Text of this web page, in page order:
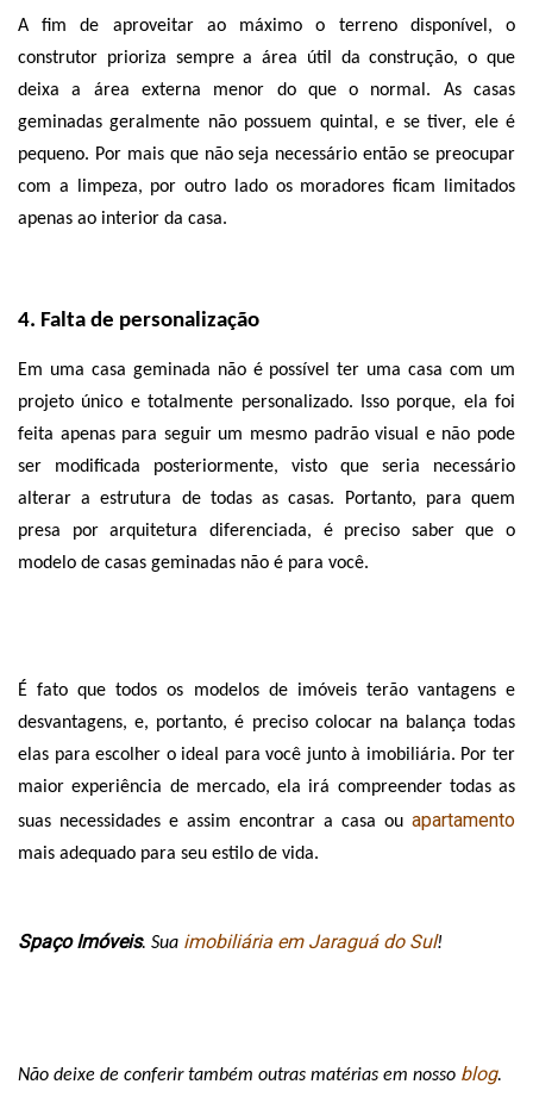
A fim de aproveitar ao máximo o terreno disponível, o
construtor prioriza sempre a área útil da construção, o que
deixa a área externa menor do que o normal. As casas
geminadas geralmente não possuem quintal, e se tiver, ele é
pequeno. Por mais que não seja necessário então se preocupar
com a limpeza, por outro lado os moradores ficam limitados
apenas ao interior da casa.
4. Falta de personalização
Em uma casa geminada não é possível ter uma casa com um
projeto único e totalmente personalizado. Isso porque, ela foi
feita apenas para seguir um mesmo padrão visual e não pode
ser modificada posteriormente, visto que seria necessário
alterar a estrutura de todas as casas. Portanto, para quem
presa por arquitetura diferenciada, é preciso saber que o
modelo de casas geminadas não é para você.
É fato que todos os modelos de imóveis terão vantagens e
desvantagens, e, portanto, é preciso colocar na balança todas
elas para escolher o ideal para você junto à imobiliária. Por ter
maior experiência de mercado, ela irá compreender todas as
suas necessidades e assim encontrar a casa ou apartamento
mais adequado para seu estilo de vida.
Spaço Imóveis. Sua imobiliária em Jaraguá do Sul!
Não deixe de conferir também outras matérias em nosso blog.